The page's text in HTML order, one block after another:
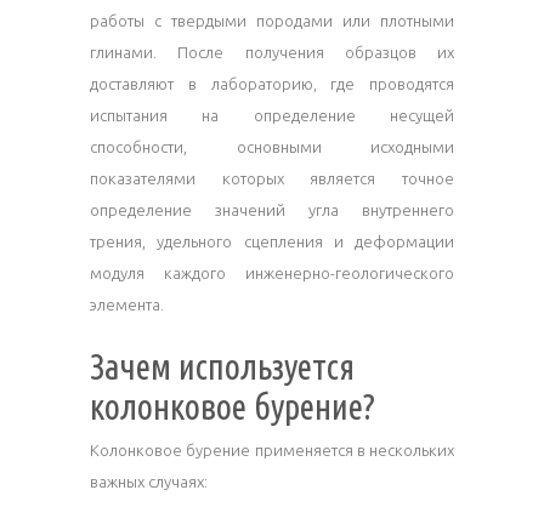
работы с твердыми породами или плотными
глинами. После получения образцов их
доставляют в лабораторию, где проводятся
испытания на определение несущей
способности, основными исходными
показателями которых является точное
определение значений угла внутреннего
трения, удельного сцепления и деформации
модуля каждого инженерно-геологического
элемента.
Зачем используется
колонковое бурение?
Колонковое бурение применяется в нескольких
важных случаях: